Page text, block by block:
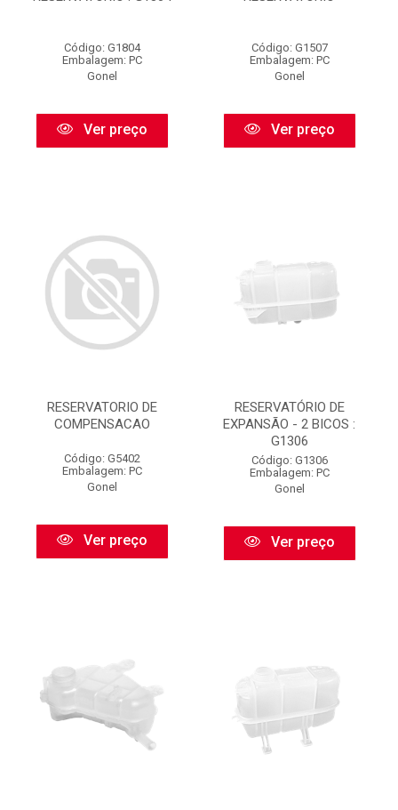
Código: G1804
Embalagem: PC
Gonel
Ver preço
Código: G1507
Embalagem: PC
Gonel
Ver preço
RESERVATORIO DE
COMPENSACAO
Código: G5402
Embalagem: PC
Gonel
Ver preço
RESERVATÓRIO DE
EXPANSÃO - 2 BICOS :
G1306
Código: G1306
Embalagem: PC
Gonel
Ver preço